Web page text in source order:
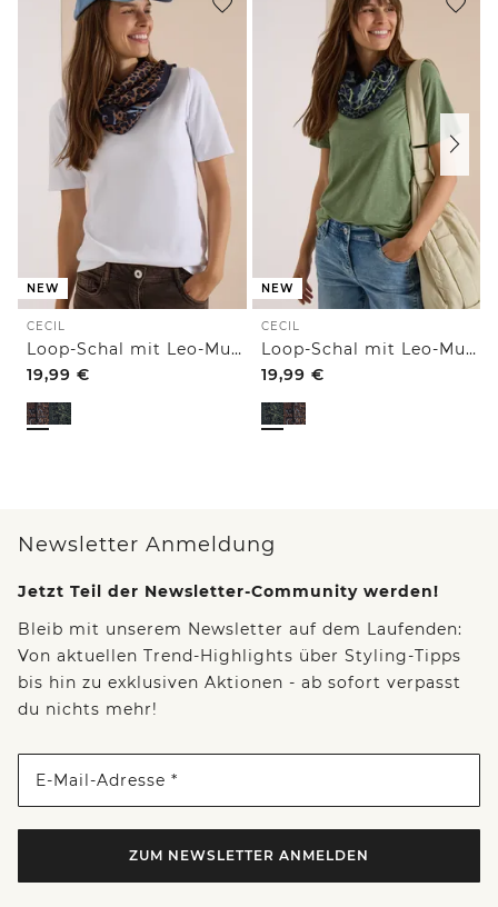
NEW
CECIL
Loop-Schal mit Leo-Muster
19,99 €
NEW
CECIL
Loop-Schal mit Leo-Muster
19,99 €
Newsletter Anmeldung
Jetzt Teil der Newsletter-Community werden!
Bleib mit unserem Newsletter auf dem Laufenden:
Von aktuellen Trend-Highlights über Styling-Tipps
bis hin zu exklusiven Aktionen - ab sofort verpasst
du nichts mehr!
E-Mail-Adresse *
ZUM NEWSLETTER ANMELDEN